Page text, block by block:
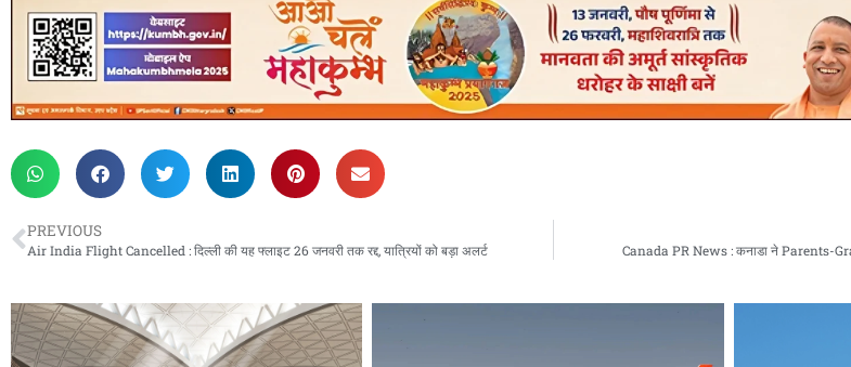
PREVIOUS
Air India Flight Cancelled : दिल्ली की यह फ्लाइट 26 जनवरी तक रद्द, यात्रियों को बड़ा अलर्ट Canada PR News : कनाडा ने Parents-